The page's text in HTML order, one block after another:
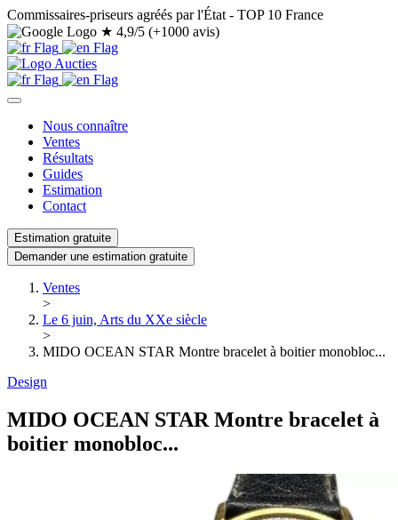
Commissaires-priseurs agréés par l'État - TOP 10 France
★ 4,9/5 (+1000 avis)
Nous connaître
Ventes
Résultats
Guides
Estimation
Contact
Estimation gratuite
Demander une estimation gratuite
Ventes
>
Le 6 juin, Arts du XXe siècle
>
MIDO OCEAN STAR Montre bracelet à boitier monobloc...
Design
MIDO OCEAN STAR Montre bracelet à
boitier monobloc...